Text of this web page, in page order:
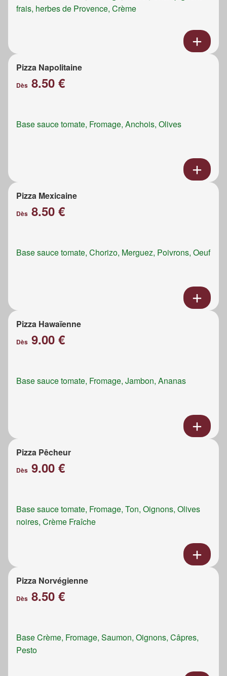
frais, herbes de Provence, Crème
Pizza Napolitaine
Dès 8.50 €
Base sauce tomate, Fromage, Anchois, Olives
Pizza Mexicaine
Dès 8.50 €
Base sauce tomate, Chorizo, Merguez, Poivrons, Oeuf
Pizza Hawaïenne
Dès 9.00 €
Base sauce tomate, Fromage, Jambon, Ananas
Pizza Pêcheur
Dès 9.00 €
Base sauce tomate, Fromage, Ton, Oignons, Olives
noires, Crème Fraîche
Pizza Norvégienne
Dès 8.50 €
Base Crème, Fromage, Saumon, Oignons, Câpres,
Pesto